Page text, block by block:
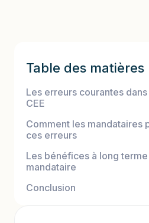
Table des matières
Les erreurs courantes
CEE
Comment les mandataires
ces erreurs
Les bénéfices à long
mandataire
Conclusion